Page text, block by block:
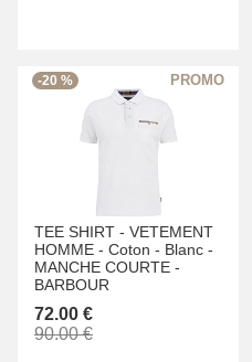
-20 %
TEE SHIRT - VETEMENT
HOMME - Coton - Blanc -
MANCHE COURTE -
BARBOUR
72.00 €
90.00 €